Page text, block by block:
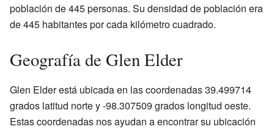
población de 445 personas. Su densidad de población era
de 445 habitantes por cada kilómetro cuadrado.
Geografía de Glen Elder
Glen Elder está ubicada en las coordenadas 39.499714
grados latitud norte y -98.307509 grados longitud oeste.
Estas coordenadas nos ayudan a encontrar su ubicación